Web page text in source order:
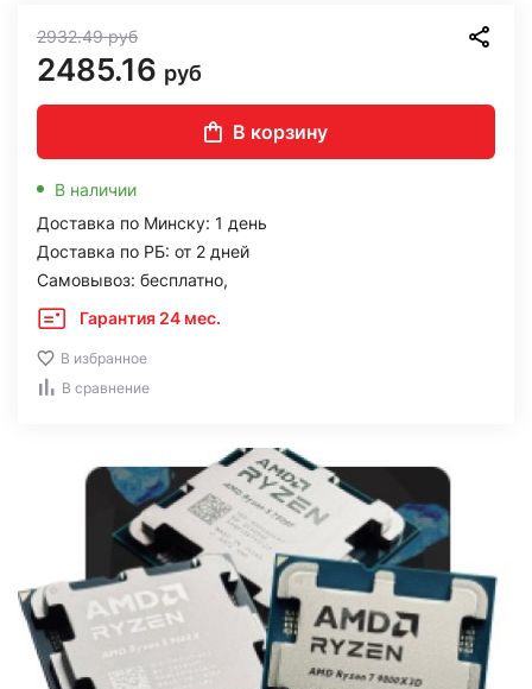
2932.49руб
2485.16 руб
В корзину
В наличии
Доставка по Минску: 1 день
Доставка по РБ: от 2 дней
Самовывоз: бесплатно,
Гарантия 24 мес.
В избранное
В сравнение